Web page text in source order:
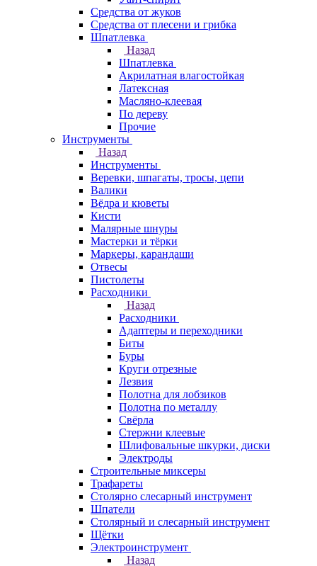
Средства от жуков
Средства от плесени и грибка
Шпатлевка
Назад
Шпатлевка
Акрилатная влагостойкая
Латексная
Масляно-клеевая
По дереву
Прочие
Инструменты
Назад
Инструменты
Веревки, шпагаты, тросы, цепи
Валики
Вёдра и кюветы
Кисти
Малярные шнуры
Мастерки и тёрки
Маркеры, карандаши
Отвесы
Пистолеты
Расходники
Назад
Расходники
Адаптеры и переходники
Биты
Буры
Круги отрезные
Лезвия
Полотна для лобзиков
Полотна по металлу
Свёрла
Стержни клеевые
Шлифовальные шкурки, диски
Электроды
Строительные миксеры
Трафареты
Столярно слесарный инструмент
Шпатели
Столярный и слесарный инструмент
Щётки
Электроинструмент
Назад